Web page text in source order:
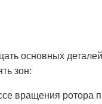
основных
зон:
вращения ротора